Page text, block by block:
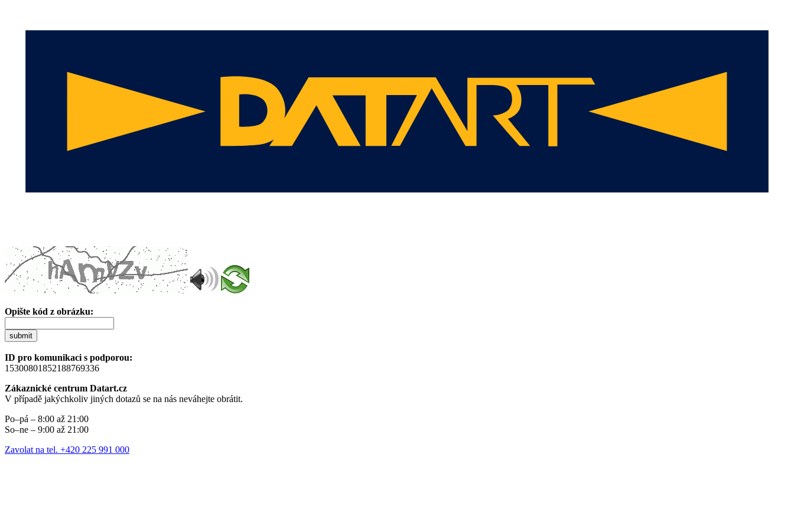
Opište kód z obrázku:
submit
ID pro komunikaci s podporou:
15300801852188769336
Zákaznické centrum Datart.cz
V případě jakýchkoliv jiných dotazů se na nás neváhejte obrátit.
Po–pá – 8:00 až 21:00
So–ne – 9:00 až 21:00
Zavolat na tel. +420 225 991 000